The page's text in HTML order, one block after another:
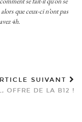
que ceux-ci n’ont pas
4h.
SUIVANT
OFFRE DE LA B12 !